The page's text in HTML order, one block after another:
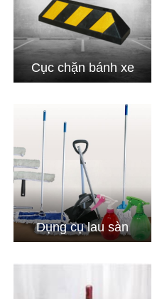
Cục chặn bánh xe
Dụng cụ lau sàn